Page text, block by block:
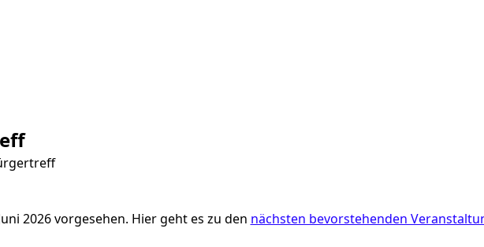
2026 vorgesehen. Hier geht es zu den nächsten bevorstehenden